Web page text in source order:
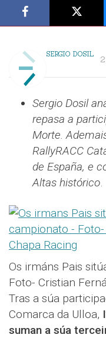
SERGIO DOSIL
Sergio Dosil
repasa a
Morte.
RallyRACC
de España, e
Altas histórico.
Os irmáns Pais
Foto- Cristian
Tras a súa
Comarca da Ulloa,
suman a súa